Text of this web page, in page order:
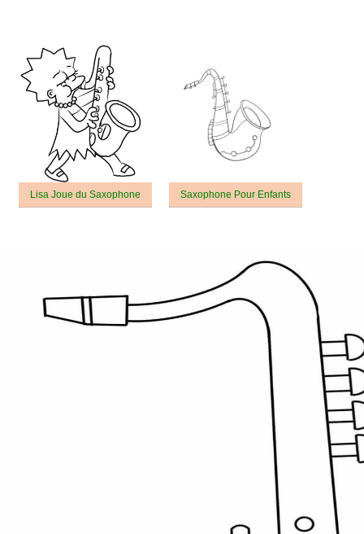
Lisa Joue du Saxophone Saxophone Pour Enfants